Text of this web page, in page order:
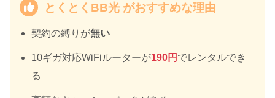
とくとくBB光 がおすすめな理由
契約の縛りが無い
10ギガ対応WiFiルーターが190円 でレンタルでき
る